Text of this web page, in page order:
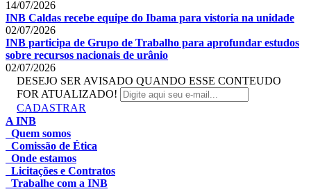
14/07/2026
INB Caldas recebe equipe do Ibama para vistoria na unidade
02/07/2026
INB participa de Grupo de Trabalho para aprofundar estudos
sobre recursos nacionais de urânio
02/07/2026
DESEJO SER AVISADO QUANDO ESSE CONTEUDO
FOR ATUALIZADO!
CADASTRAR
A INB
Quem somos
Comissão de Ética
Onde estamos
Licitações e Contratos
Trabalhe com a INB